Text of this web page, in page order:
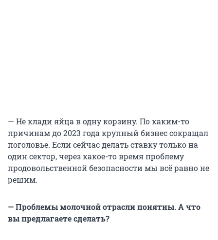
— Не клади яйца в одну корзину. По каким-то
причинам до 2023 года крупный бизнес сокращал
поголовье. Если сейчас делать ставку только на
один сектор, через какое-то время проблему
продовольственной безопасности мы всё равно не
решим.
— Проблемы молочной отрасли понятны. А что
вы предлагаете сделать?